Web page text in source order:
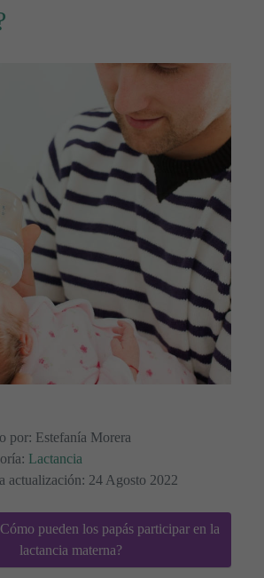
por: Estefanía Morera
Lactancia
actualización: 24 Agosto 2022
pueden los papás participar en la
lactancia materna?